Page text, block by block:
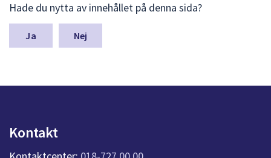
ä
m
a
n
k
t
Hade du nytta av innehållet på denna sida?
Nej
Kontakt